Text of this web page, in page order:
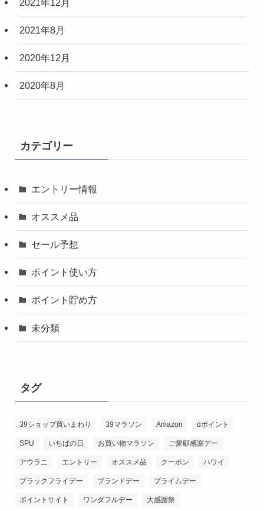
2021年12月
2021年8月
2020年12月
2020年8月
カテゴリー
エントリー情報
オススメ品
セール予想
ポイント使い方
ポイント貯め方
未分類
タグ
39ショップ買いまわり 39マラソン Amazon dポイント
SPU いちばの日 お買い物マラソン ご愛顧感謝デー
アウラニ エントリー オススメ品 クーポン ハワイ
ブラックフライデー ブランドデー プライムデー
ポイントサイト ワンダフルデー 大感謝祭